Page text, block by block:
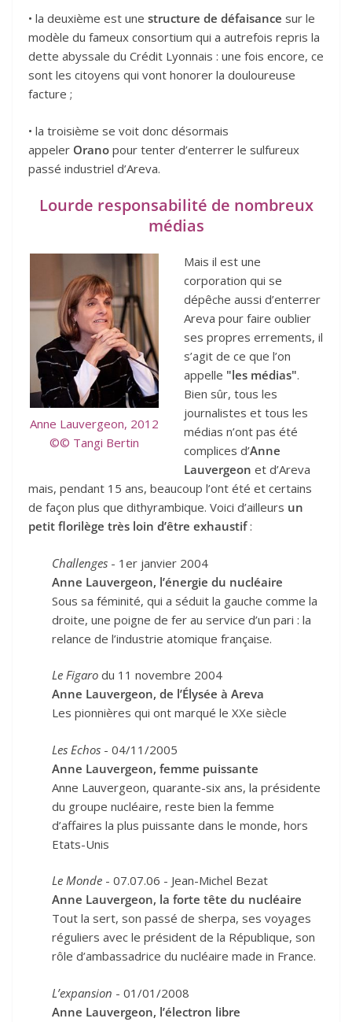
• la deuxième est une structure de défaisance sur le
modèle du fameux consortium qui a autrefois repris la
dette abyssale du Crédit Lyonnais : une fois encore, ce
sont les citoyens qui vont honorer la douloureuse
facture ;
• la troisième se voit donc désormais
appeler Orano pour tenter d’enterrer le sulfureux
passé industriel d’Areva.
Lourde responsabilité de nombreux
médias
Anne Lauvergeon, 2012
©© Tangi Bertin
Mais il est une
corporation qui se
dépêche aussi d’enterrer
Areva pour faire oublier
ses propres errements, il
s’agit de ce que l’on
appelle "les médias".
Bien sûr, tous les
journalistes et tous les
médias n’ont pas été
complices d’Anne
Lauvergeon et d’Areva
mais, pendant 15 ans, beaucoup l’ont été et certains
de façon plus que dithyrambique. Voici d’ailleurs un
petit florilège très loin d’être exhaustif:
Challenges - 1er janvier 2004
Anne Lauvergeon, l’énergie du nucléaire
Sous sa féminité, qui a séduit la gauche comme la
droite, une poigne de fer au service d’un pari : la
relance de l’industrie atomique française.
Le Figaro du 11 novembre 2004
Anne Lauvergeon, de l’Élysée à Areva
Les pionnières qui ont marqué le XXe siècle
Les Echos - 04/11/2005
Anne Lauvergeon, femme puissante
Anne Lauvergeon, quarante-six ans, la présidente
du groupe nucléaire, reste bien la femme
d’affaires la plus puissante dans le monde, hors
Etats-Unis
Le Monde - 07.07.06 - Jean-Michel Bezat
Anne Lauvergeon, la forte tête du nucléaire
Tout la sert, son passé de sherpa, ses voyages
réguliers avec le président de la République, son
rôle d’ambassadrice du nucléaire made in France.
L’expansion - 01/01/2008
Anne Lauvergeon, l’électron libre